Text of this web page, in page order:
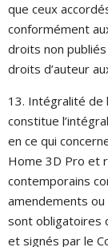
que ceux
conformément
droits non
droits d’auteur
13. Intégralité de
constitue
en ce qui
Home 3D Pro et
contemporains
amendements
sont obligatoires
et signés par le